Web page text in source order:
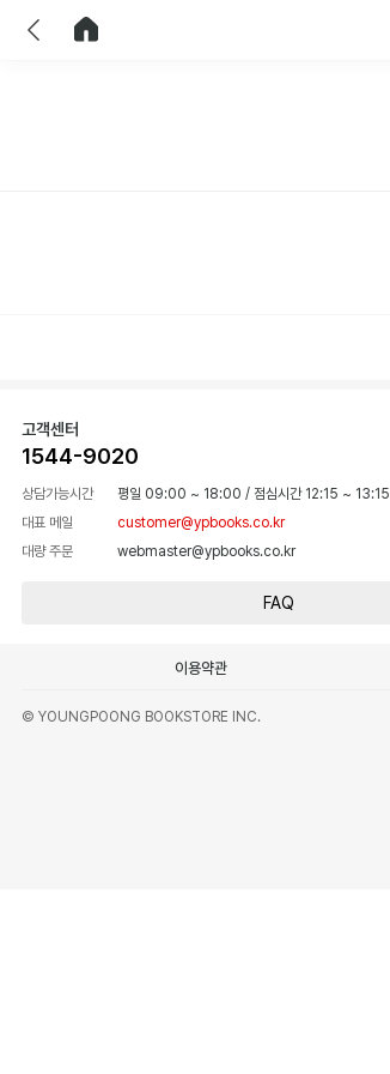
고객센터
1544-9020
상담가능시간 평일 09:00 ~ 18:00 / 점심시간 12:15 ~ 13:15
대표 메일
customer@ypbooks.co.kr
대량 주문
webmaster@ypbooks.co.kr
FAQ
이용약관
© YOUNGPOONG BOOKSTORE INC.